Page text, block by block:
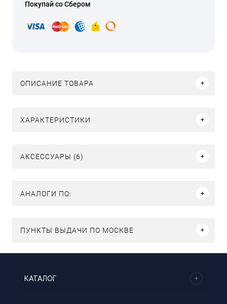
Покупай со Сбером
ОПИСАНИЕ ТОВАРА
ХАРАКТЕРИСТИКИ
АКСЕССУАРЫ (6)
АНАЛОГИ ПО:
ПУНКТЫ ВЫДАЧИ ПО МОСКВЕ
КАТАЛОГ